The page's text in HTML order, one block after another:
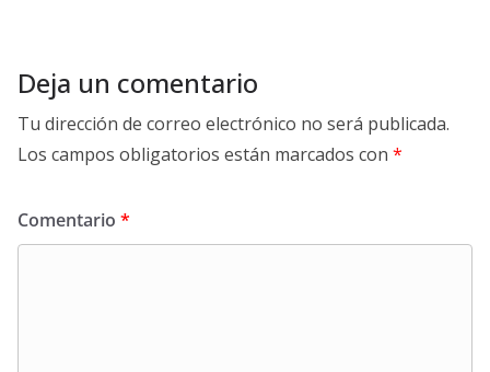
Deja un comentario
Tu dirección de correo electrónico no será publicada.
Los campos obligatorios están marcados con *
Comentario *